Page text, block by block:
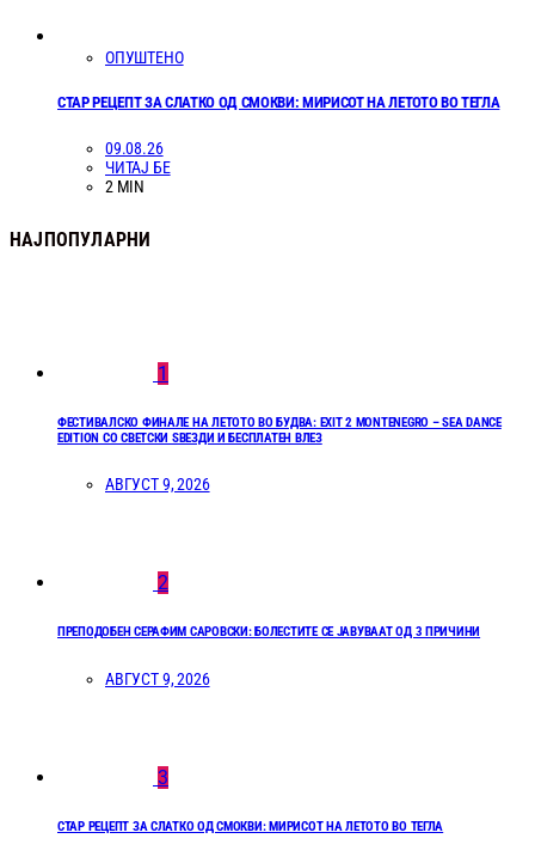
ОПУШТЕНО
СТАР РЕЦЕПТ ЗА СЛАТКО ОД СМОКВИ: МИРИСОТ НА ЛЕТОТО ВО ТЕГЛА
09.08.26
ЧИТАЈ БЕ
2 MIN
НАЈПОПУЛАРНИ
1
ФЕСТИВАЛСКО ФИНАЛЕ НА ЛЕТОТО ВО БУДВА: EXIT 2 MONTENEGRO – SEA DANCE
EDITION СО СВЕТСКИ ЅВЕЗДИ И БЕСПЛАТЕН ВЛЕЗ
АВГУСТ 9, 2026
2
ПРЕПОДОБЕН СЕРАФИМ САРОВСКИ: БОЛЕСТИТЕ СЕ ЈАВУВААТ ОД 3 ПРИЧИНИ
АВГУСТ 9, 2026
3
СТАР РЕЦЕПТ ЗА СЛАТКО ОД СМОКВИ: МИРИСОТ НА ЛЕТОТО ВО ТЕГЛА